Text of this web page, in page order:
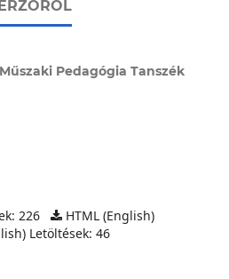
Pedagógia Tanszék
226
HTML (English)
Letöltések: 46